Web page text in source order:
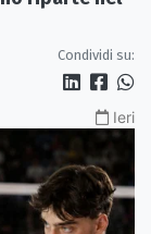
Condividi su:
Ieri